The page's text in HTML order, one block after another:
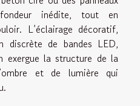
inédite, tout en
L’éclairage décoratif,
discrète de bandes LED,
exergue la structure de la
et de lumière qui